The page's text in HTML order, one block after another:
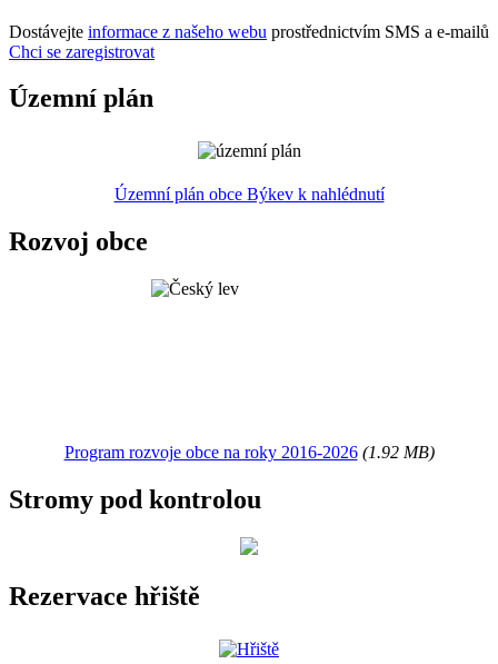
Dostávejte informace z našeho webu prostřednictvím SMS a e-mailů
Chci se zaregistrovat
Územní plán
Územní plán obce Býkev k nahlédnutí
Rozvoj obce
Program rozvoje obce na roky 2016-2026(1.92 MB)
Stromy pod kontrolou
Rezervace hřiště